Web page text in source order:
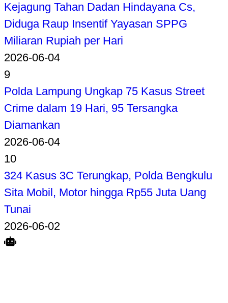
Kejagung Tahan Dadan Hindayana Cs,
Diduga Raup Insentif Yayasan SPPG
Miliaran Rupiah per Hari
2026-06-04
9
Polda Lampung Ungkap 75 Kasus Street
Crime dalam 19 Hari, 95 Tersangka
Diamankan
2026-06-04
10
324 Kasus 3C Terungkap, Polda Bengkulu
Sita Mobil, Motor hingga Rp55 Juta Uang
Tunai
2026-06-02